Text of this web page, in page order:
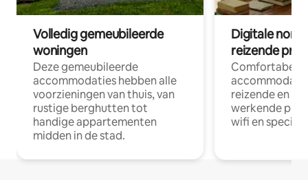
Volledig gemeubileerde
woningen
Deze gemeubileerde
accommodaties hebben alle
voorzieningen van thuis, van
rustige berghutten tot
handige appartementen
midden in de stad.
Digitale
reizende
Comfortabele
reizende en
werkende
wifi en